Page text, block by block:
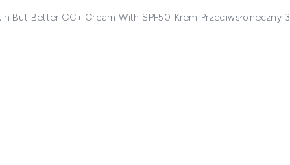
But Better CC+ Cream With SPF50 Krem Przeciwsłoneczny